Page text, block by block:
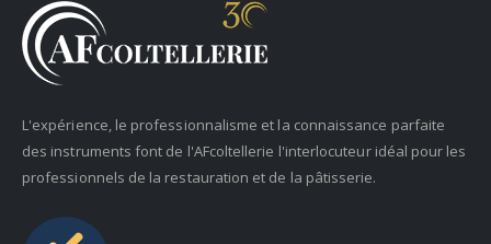
L'expérience, le professionnalisme et la connaissance parfaite
des instruments font de l'AFcoltellerie l'interlocuteur idéal pour les
professionnels de la restauration et de la pâtisserie.